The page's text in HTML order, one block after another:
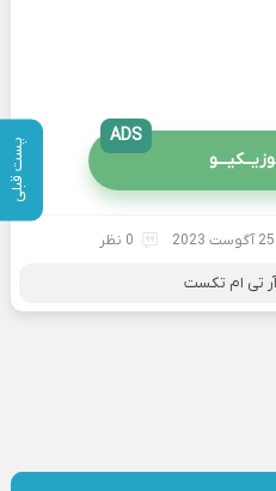
پست قبلی
ADS
25 آگوست 2023 0 نظر
آر تی ام تکست